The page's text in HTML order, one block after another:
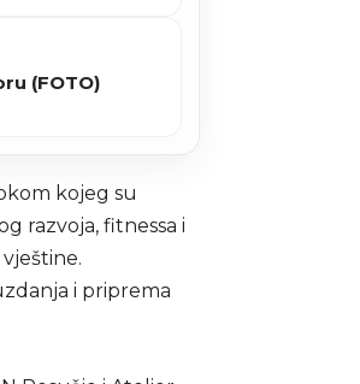
(FOTO)
kojeg su
razvoja, fitnessa i
i priprema